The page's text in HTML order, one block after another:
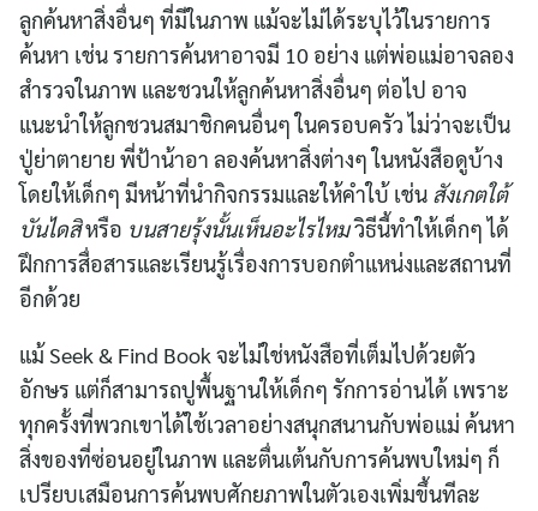
ลูกค้นหาสิ่งอื่นๆ ที่มีในภาพ แม้จะไม่ได้ระบุไว้ในรายการ
ค้นหา เช่น รายการค้นหาอาจมี 10 อย่าง แต่พ่อแม่อาจลอง
สำรวจในภาพ และชวนให้ลูกค้นหาสิ่งอื่นๆ ต่อไป อาจ
แนะนำให้ลูกชวนสมาชิกคนอื่นๆ ในครอบครัว ไม่ว่าจะเป็น
ปู่ย่าตายาย พี่ป้าน้าอา ลองค้นหาสิ่งต่างๆ ในหนังสือดูบ้าง
โดยให้เด็กๆ มีหน้าที่นำกิจกรรมและให้คำใบ้ เช่น สังเกตใต้
บันไดสิหรือ บนสายรุ้งนั้นเห็นอะไรไหมวิธีนี้ทำให้เด็กๆ ได้
ฝึกการสื่อสารและเรียนรู้เรื่องการบอกตำแหน่งและสถานที่
อีกด้วย
แม้ Seek & Find Book จะไม่ใช่หนังสือที่เต็มไปด้วยตัว
อักษร แต่ก็สามารถปูพื้นฐานให้เด็กๆ รักการอ่านได้ เพราะ
ทุกครั้งที่พวกเขาได้ใช้เวลาอย่างสนุกสนานกับพ่อแม่ ค้นหา
สิ่งของที่ซ่อนอยู่ในภาพ และตื่นเต้นกับการค้นพบใหม่ๆ ก็
เปรียบเสมือนการค้นพบศักยภาพในตัวเองเพิ่มขึ้นทีละ